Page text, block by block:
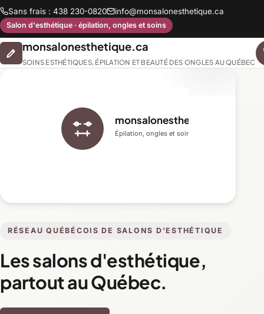
Sans frais : 438 230-0820 info@monsalonesthetique.ca
Salon d'esthétique · épilation, ongles et soins
monsalonesthetique.ca
SOINS ESTHÉTIQUES, ÉPILATION ET BEAUTÉ DES ONGLES AU QUÉBEC
RÉSEAU QUÉBÉCOIS DE SALONS D'ESTHÉTIQUE
Les salons d'esthétique,
partout au Québec.
monsalonesthetique.ca
Épilation, ongles et soins du visage